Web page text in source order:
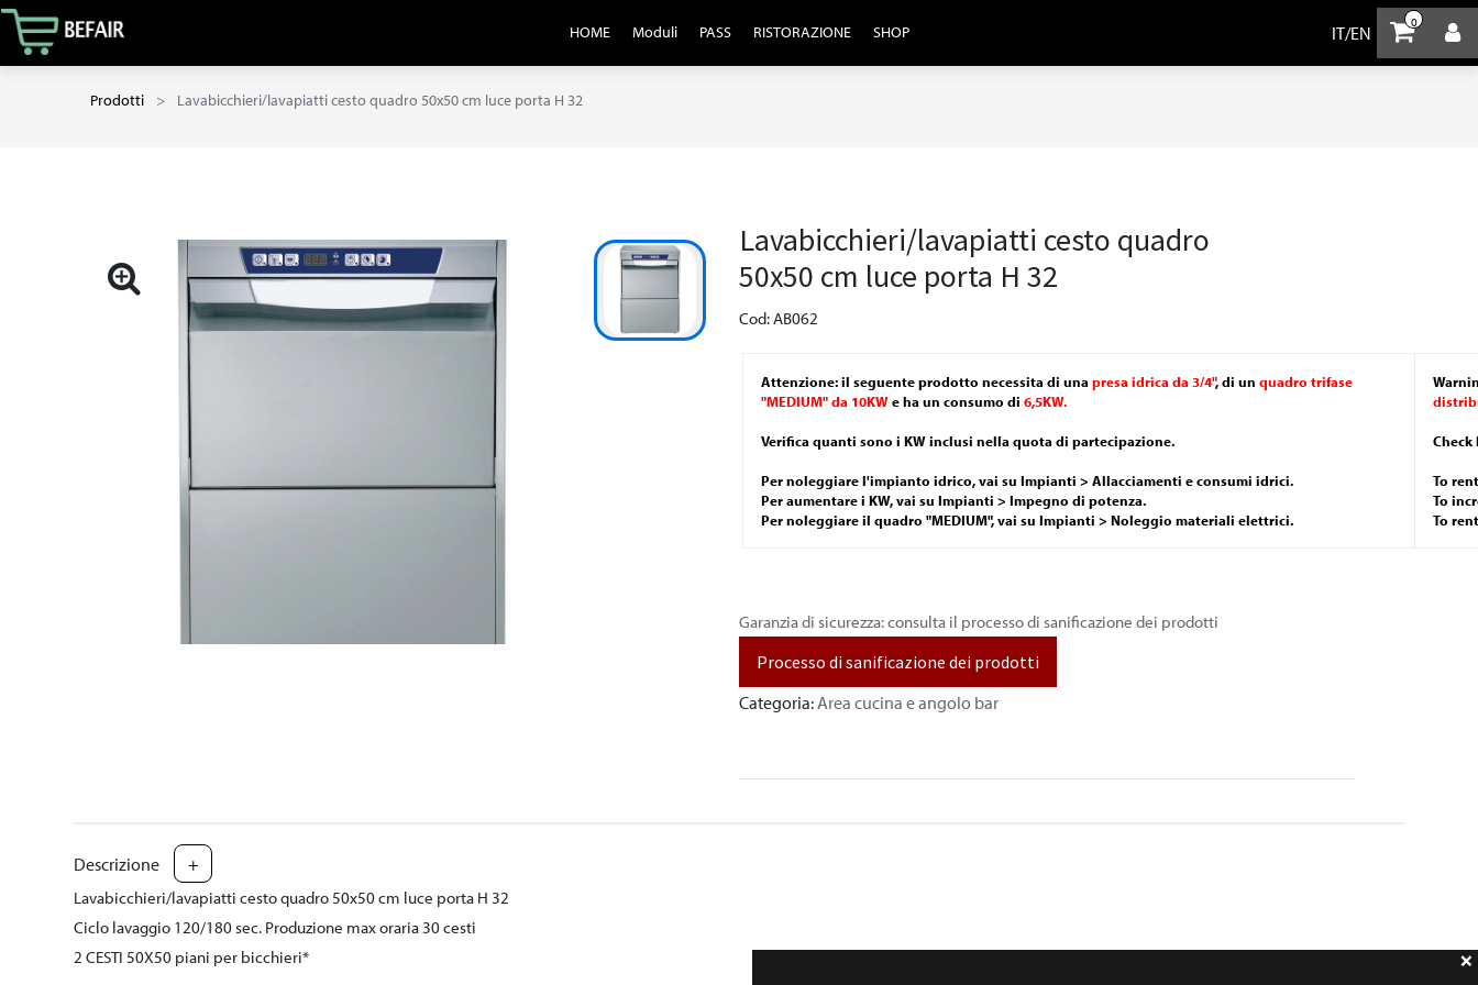
HOME Moduli PASS RISTORAZIONE SHOP
0
IT/EN
Prodotti Lavabicchieri/lavapiatti cesto quadro 50x50 cm luce porta H 32
Lavabicchieri/lavapiatti cesto quadro
50x50 cm luce porta H 32
Cod: AB062
Attenzione: il seguente prodotto necessita di unapresa idrica da 3/4", di un quadro trifase
"MEDIUM" da 10KWe ha un consumo di 6,5KW.
Verifica quanti sono i KW inclusi nella quota di partecipazione.
Per noleggiare l'impianto idrico, vai su Impianti > Allacciamenti e consumi idrici.
Per aumentare i KW, vai su Impianti > Impegno di potenza.
Per noleggiare il quadro "MEDIUM", vai su Impianti > Noleggio materiali elettrici.
To
To
To
Garanzia di sicurezza: consulta il processo di sanificazione dei prodotti
Processo di sanificazione dei prodotti
Categoria: Area cucina e angolo bar
Descrizione +
Lavabicchieri/lavapiatti cesto quadro 50x50 cm luce porta H 32
Ciclo lavaggio 120/180 sec. Produzione max oraria 30 cesti
2 CESTI 50X50 piani per bicchieri*